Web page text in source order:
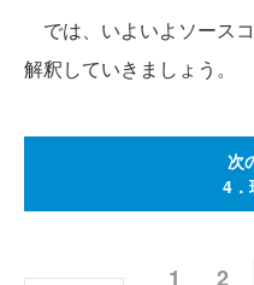
では、いよいよソース
解釈していきましょう。
次
4．
1 2